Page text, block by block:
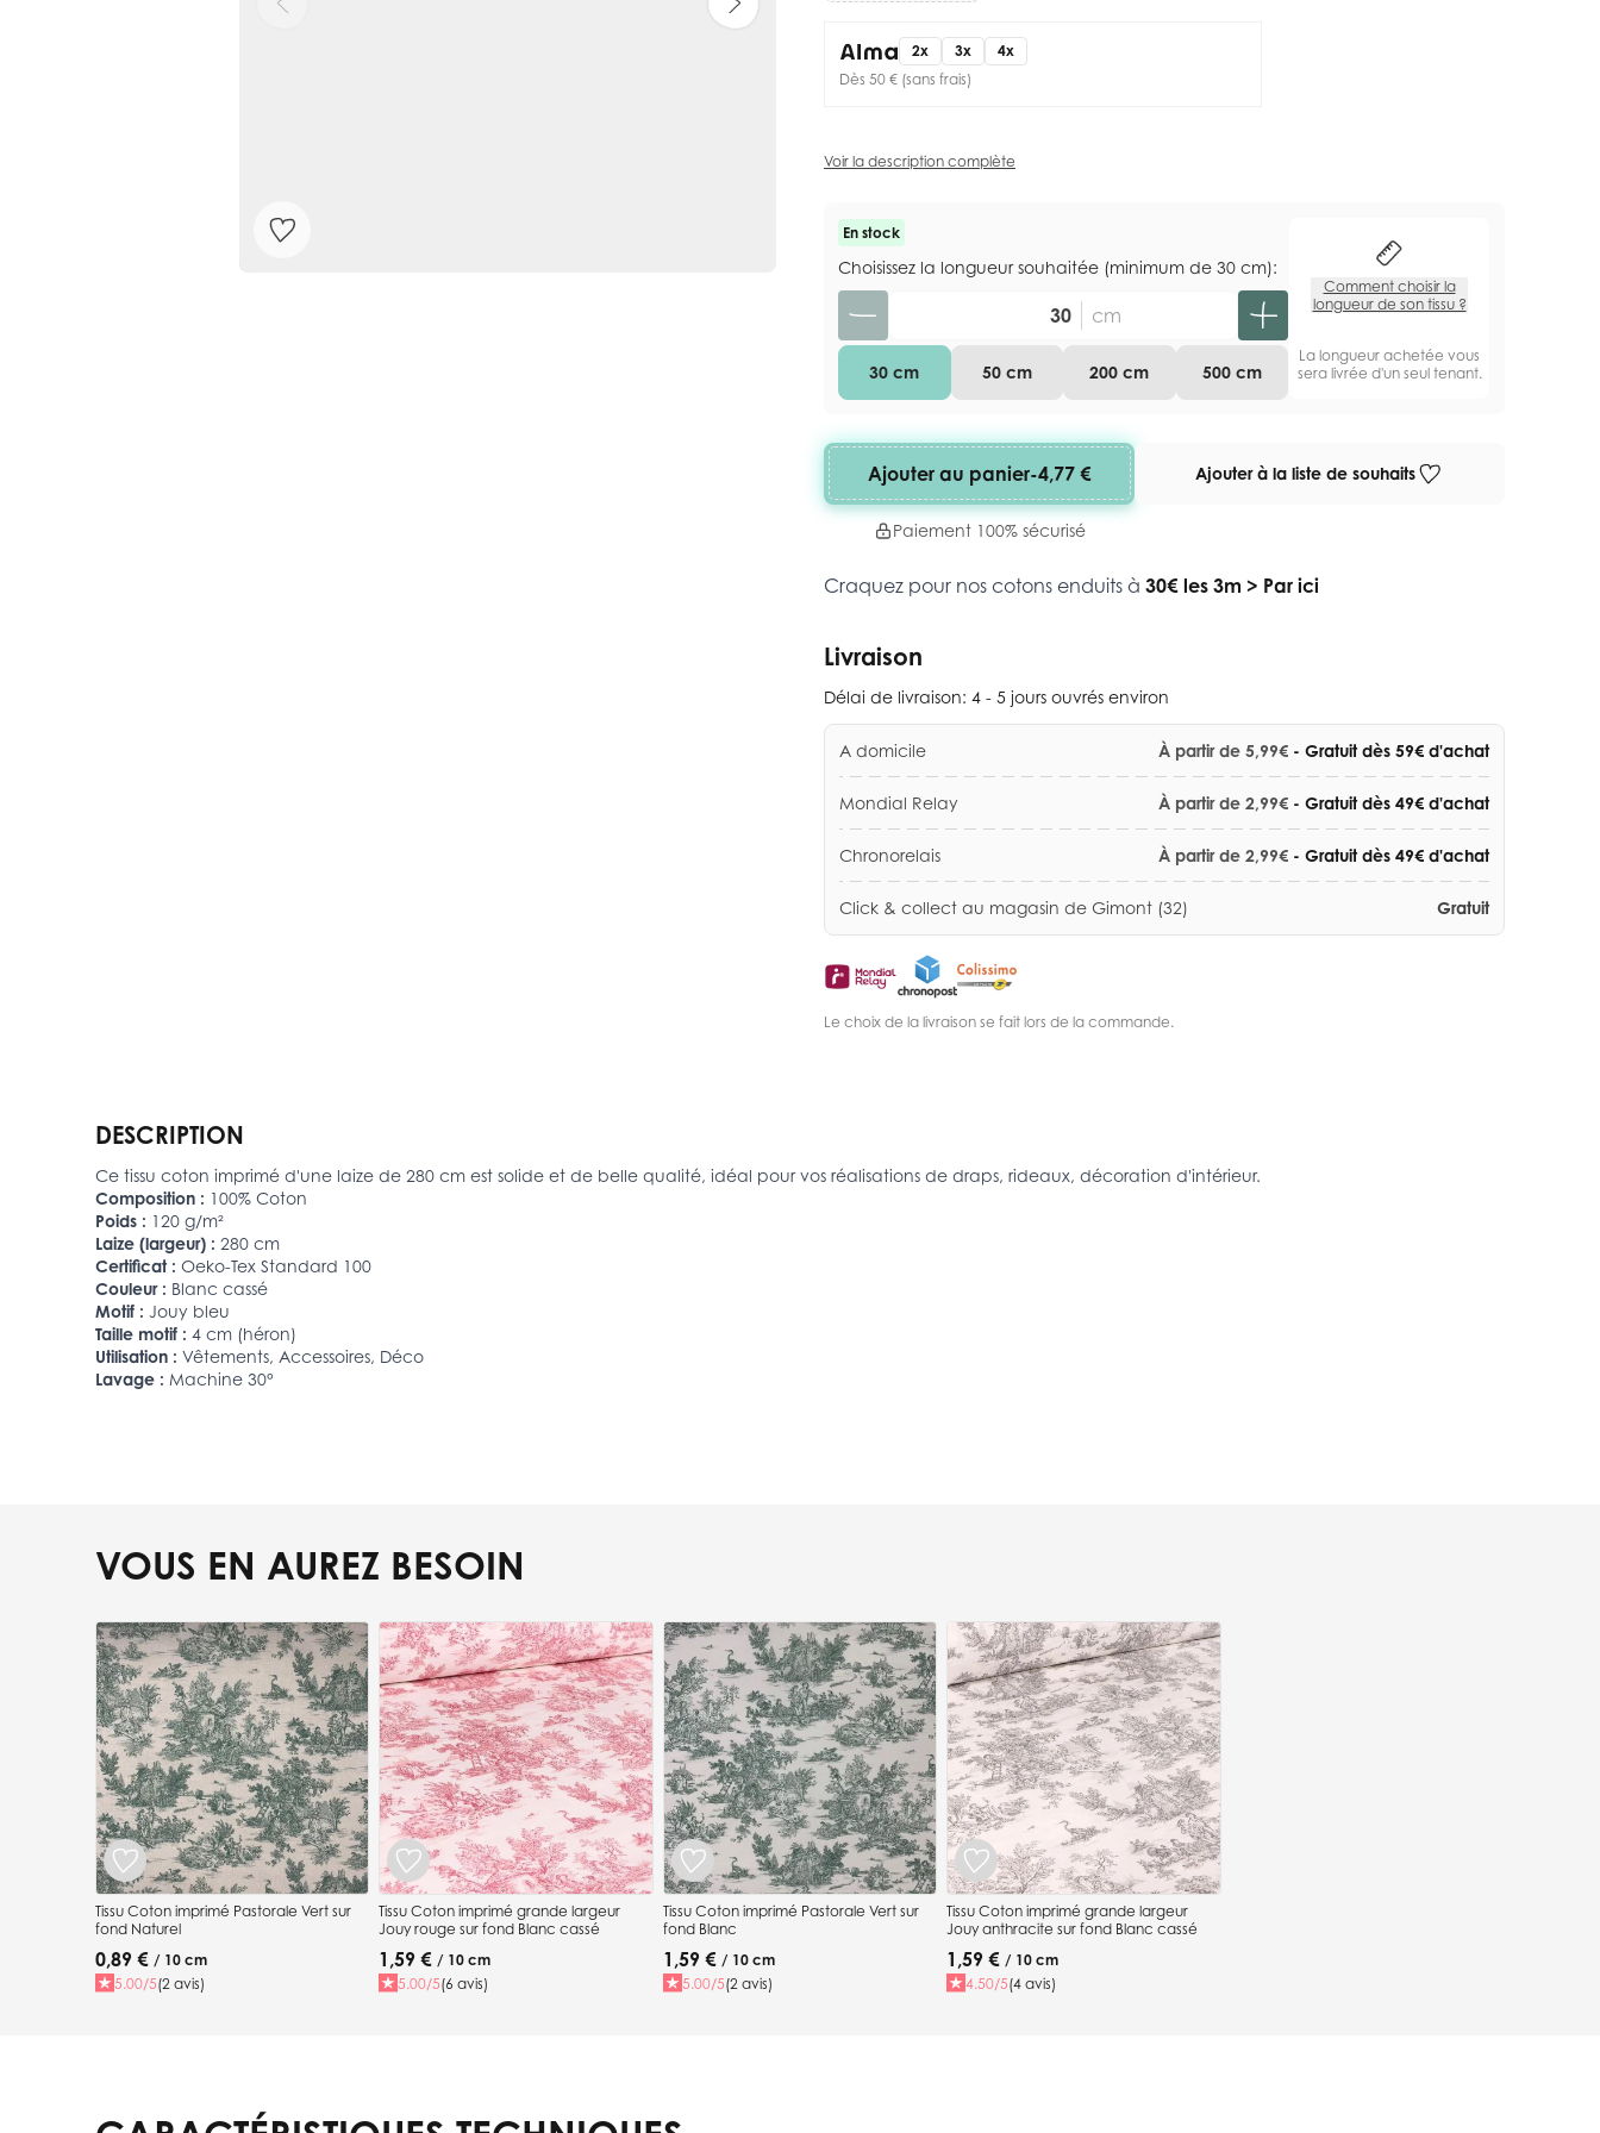
2x 3x
4x
Dès 50 € (sans frais)
Voir la description complète
En stock
Choisissez la longueur souhaitée (minimum de 30 cm):
cm
30 cm 50 cm 200 cm 500 cm
Comment choisir la
longueur de son tissu ?
La longueur achetée vous
sera livrée d'un seul tenant.
Ajouter au panier-4,77 €
Paiement 100% sécurisé
Ajouter à la liste de souhaits
Craquez pour nos cotons enduits à 30€ les 3m > Par ici
Livraison
Délai de livraison: 4 - 5 jours ouvrés environ
A domicile À partir de 5,99€ - Gratuit dès 59€ d'achat
Mondial Relay À partir de 2,99€ - Gratuit dès 49€ d'achat
Chronorelais À partir de 2,99€ - Gratuit dès 49€ d'achat
Click & collect au magasin de Gimont (32) Gratuit
Le choix de la livraison se fait lors de la commande.
DESCRIPTION
Ce tissu coton imprimé d'une laize de 280 cm est solide et de belle qualité, idéal pour vos réalisations de draps, rideaux, décoration d'intérieur.
Composition : 100% Coton
Poids : 120 g/m²
Laize (largeur) : 280 cm
Certificat : Oeko-Tex Standard 100
Couleur : Blanc cassé
Motif : Jouy bleu
Taille motif : 4 cm (héron)
Utilisation : Vêtements, Accessoires, Déco
Lavage : Machine 30°
VOUS EN AUREZ BESOIN
Press to skip carousel
Tissu Coton imprimé Pastorale Vert sur
fond Naturel
0,89 € / 10 cm
5.00/5(2 avis)
Tissu Coton imprimé grande largeur
Jouy rouge sur fond Blanc cassé
1,59 € / 10 cm
5.00/5(6 avis)
Tissu Coton imprimé Pastorale Vert sur
fond Blanc
1,59 € / 10 cm
5.00/5(2 avis)
Tissu Coton imprimé grande largeur
Jouy anthracite sur fond Blanc cassé
1,59 € / 10 cm
4.50/5(4 avis)